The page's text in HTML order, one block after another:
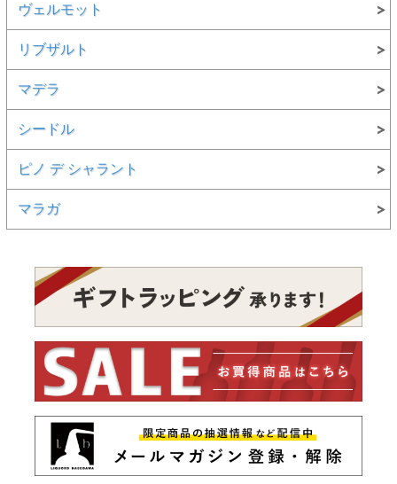
ヴェルモット
リブザルト
マデラ
シードル
ピノ デ シャラント
マラガ